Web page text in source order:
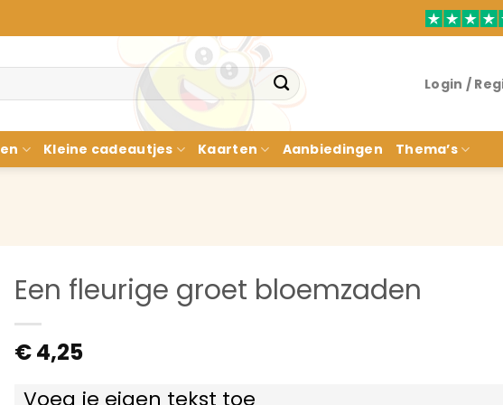
Login /
Kleine cadeautjes Kaarten Aanbiedingen Thema’s
Een fleurige groet bloemzaden
€4,25
Voeg je eigen tekst toe